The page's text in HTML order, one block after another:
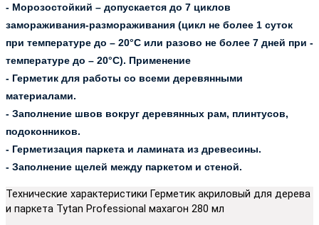
- Морозостойкий – допускается до 7 циклов
замораживания-размораживания (цикл не более 1 суток
при температуре до – 20°С или разово не более 7 дней при -
температуре до – 20°С). Применение
- Герметик для работы со всеми деревянными
материалами.
- Заполнение швов вокруг деревянных рам, плинтусов,
подоконников.
- Герметизация паркета и ламината из древесины.
- Заполнение щелей между паркетом и стеной.
Технические характеристики Герметик акриловый для дерева
и паркета Tytan Professional махагон 280 мл